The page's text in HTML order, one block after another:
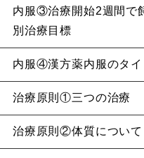
内服③治療開始2週間で
別治療目標
内服④漢方薬内服のタイ
治療原則①三つの治療
治療原則②体質について